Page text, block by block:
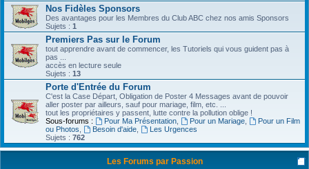
Nos Fidèles Sponsors
Des avantages pour les Membres du Club ABC chez nos amis Sponsors
Sujets : 1
Premiers Pas sur le Forum
tout apprendre avant de commencer, les Tutoriels qui vous guident pas à
pas ...
accès en lecture seule
Sujets : 13
Porte d'Entrée du Forum
C'est la Case Départ, Obligation de Poster 4 Messages avant de pouvoir
aller poster par ailleurs, sauf pour mariage, film, etc. ...
tout les propriétaires y passent, lutte contre la pollution oblige !
Sous-forums :
Pour Ma Présentation, Pour un Mariage,
Pour un Film
ou Photos
Besoin d'aide,
Les Urgences
Sujets : 762
Les Forums par Passion